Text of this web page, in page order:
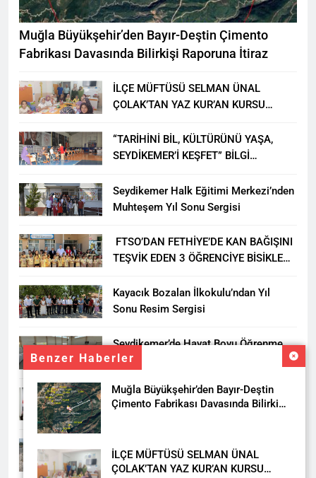
Benzer Haberler
Muğla Büyükşehir’den Bayır-Deştin
Çimento Fabrikası Davasında Bilirkişi
İLÇE MÜFTÜSÜ SELMAN ÜNAL
ÇOLAK’TAN YAZ KUR’AN KURSU
Muğla Büyükşehir’den Bayır-Deştin Çimento
Fabrikası Davasında Bilirkişi Raporuna İtiraz
İLÇE MÜFTÜSÜ SELMAN ÜNAL
ÇOLAK’TAN YAZ KUR’AN KURSU
“TARİHİNİ BİL, KÜLTÜRÜNÜ YAŞA,
SEYDİKEMER’İ KEŞFET” BİLGİ
Seydikemer Halk Eğitimi Merkezi’nden
Muhteşem Yıl Sonu Sergisi
FTSO’DAN FETHİYE’DE KAN BAĞIŞINI
TEŞVİK EDEN 3 ÖĞRENCİYE BİSİKLET
Kayacık Bozalan İlkokulu’ndan Yıl
Sonu Resim Sergisi
Seydikemer’de Hayat Boyu Öğrenme
Haftası Kadıköy Sergisiyle Başladı
DALAMAN KENT PARK PROJESİ İÇİN
BAŞKAN DURMUŞ’A YETKİ VERİLDİ
Seydikemer’de Akçay Deresi Tepkisi
Büyüyor: “Yetkililer Vatandaşın Sesini